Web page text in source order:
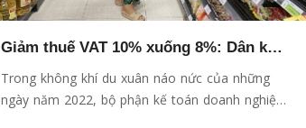
Giảm thuế VAT 10% xuống 8%: Dân kế toán loay hoay ngày đầu thực hiện, không phải mặt hàng nào cũng được áp dụng
Trong không khí du xuân náo nức của những
ngày năm 2022, bộ phận kế toán doanh nghiệp